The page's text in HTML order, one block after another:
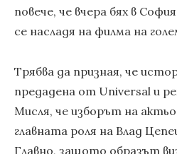
повече, че вчера бях в
се насладя на филма на
Трябва да призная, че
предадена от Universal и
Мисля, че изборът на
главната роля на Влад
Главно, защото образът